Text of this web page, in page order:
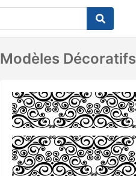
Modèles Décoratifs